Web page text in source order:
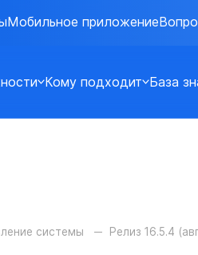
Мобильное приложение
Кому подходит База
системы Релиз 16.5.4